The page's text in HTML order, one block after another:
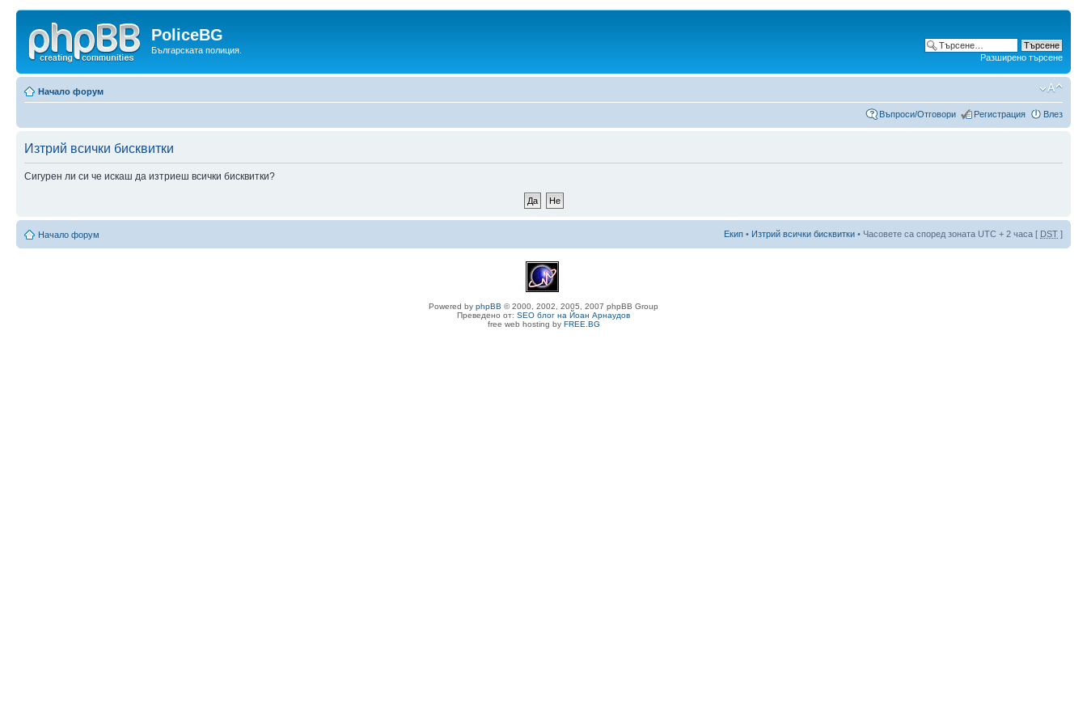
PoliceBG
Българската полиция.
Разширено търсене
Начало форум
Въпроси/Отговори Регистрация Влез
Изтрий всички бисквитки
Сигурен ли си че искаш да изтриеш всички бисквитки?
Начало форум Екип • Изтрий всички бисквитки • Часовете са според зоната UTC + 2 часа [ DST ]
Powered by phpBB © 2000, 2002, 2005, 2007 phpBB Group
Преведено от: SEO блог на Йоан Арнаудов
free web hosting by FREE.BG